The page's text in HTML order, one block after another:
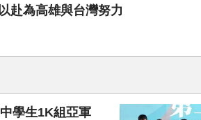
赴為高雄與台灣努力
學生1K組亞軍